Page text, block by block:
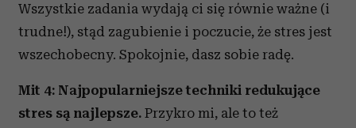
Wszystkie zadania wydają ci się równie ważne (i
trudne!), stąd zagubienie i poczucie, że stres jest
wszechobecny. Spokojnie, dasz sobie radę.
Mit 4: Najpopularniejsze techniki redukujące
stres są najlepsze. Przykro mi, ale to też